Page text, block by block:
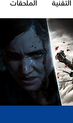
الملحقات